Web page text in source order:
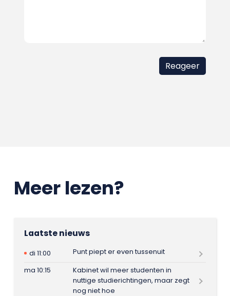
Meer lezen?
Laatste nieuws
di 11:00
Punt piept er even tussenuit
ma 10:15
Kabinet wil meer studenten in
nuttige studierichtingen, maar zegt
nog niet hoe